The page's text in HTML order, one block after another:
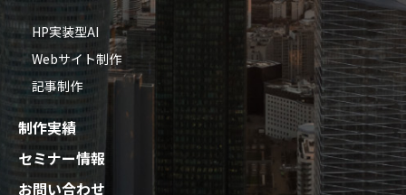
HP実装型AI
Webサイト制作
記事制作
制作実績
セミナー情報
お問い合わせ